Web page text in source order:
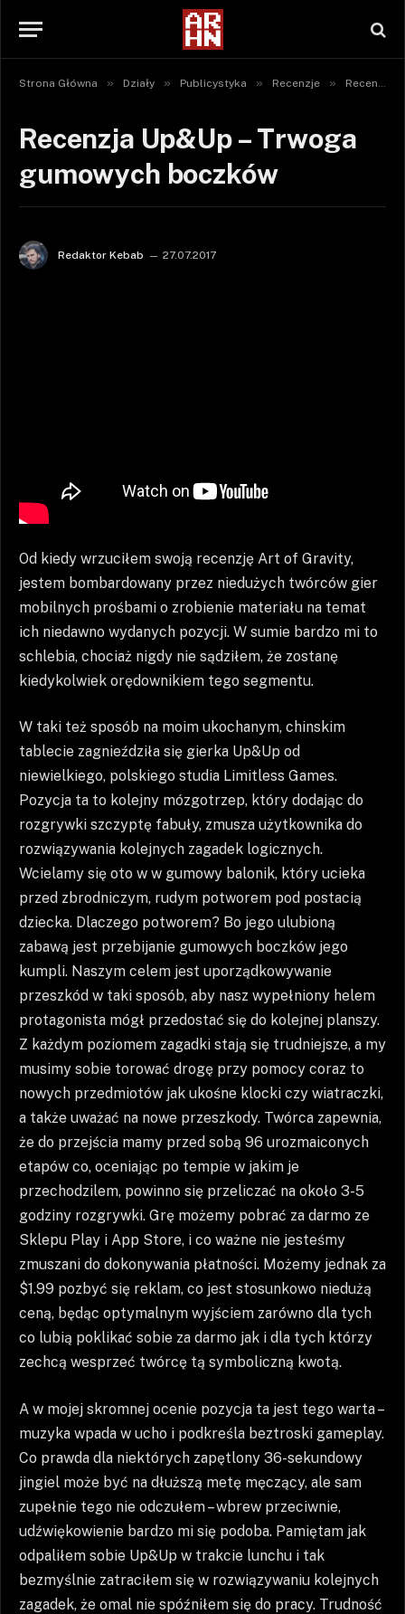
Strona Główna » Działy » Publicystyka » Recenzje » Recenzje gier
Recenzja Up&Up – Trwoga
gumowych boczków
Redaktor Kebab 27.07.2017
Od kiedy wrzuciłem swoją recenzję Art of Gravity,
jestem bombardowany przez niedużych twórców gier
mobilnych prośbami o zrobienie materiału na temat
ich niedawno wydanych pozycji. W sumie bardzo mi to
schlebia, chociaż nigdy nie sądziłem, że zostanę
kiedykolwiek orędownikiem tego segmentu.
W taki też sposób na moim ukochanym, chinskim
tablecie zagnieździła się gierka Up&Up od
niewielkiego, polskiego studia Limitless Games.
Pozycja ta to kolejny mózgotrzep, który dodając do
rozgrywki szczyptę fabuły, zmusza użytkownika do
rozwiązywania kolejnych zagadek logicznych.
Wcielamy się oto w w gumowy balonik, który ucieka
przed zbrodniczym, rudym potworem pod postacią
dziecka. Dlaczego potworem? Bo jego ulubioną
zabawą jest przebijanie gumowych boczków jego
kumpli. Naszym celem jest uporządkowywanie
przeszkód w taki sposób, aby nasz wypełniony helem
protagonista mógł przedostać się do kolejnej planszy.
Z każdym poziomem zagadki stają się trudniejsze, a my
musimy sobie torować drogę przy pomocy coraz to
nowych przedmiotów jak ukośne klocki czy wiatraczki,
a także uważać na nowe przeszkody. Twórca zapewnia,
że do przejścia mamy przed sobą 96 urozmaiconych
etapów co, oceniając po tempie w jakim je
przechodzilem, powinno się przeliczać na około 3-5
godziny rozgrywki. Grę możemy pobrać za darmo ze
Sklepu Play i App Store, i co ważne nie jesteśmy
zmuszani do dokonywania płatności. Możemy jednak za
$1.99 pozbyć się reklam, co jest stosunkowo niedużą
ceną, będąc optymalnym wyjściem zarówno dla tych
co lubią poklikać sobie za darmo jak i dla tych którzy
zechcą wesprzeć twórcę tą symboliczną kwotą.
A w mojej skromnej ocenie pozycja ta jest tego warta –
muzyka wpada w ucho i podkreśla beztroski gameplay.
Co prawda dla niektórych zapętlony 36-sekundowy
jingiel może być na dłuższą metę męczący, ale sam
zupełnie tego nie odczułem – wbrew przeciwnie,
udźwiękowienie bardzo mi się podoba. Pamiętam jak
odpaliłem sobie Up&Up w trakcie lunchu i tak
bezmyślnie zatraciłem się w rozwiązywaniu kolejnych
zagadek, że omal nie spóźniłem się do pracy. Trudność